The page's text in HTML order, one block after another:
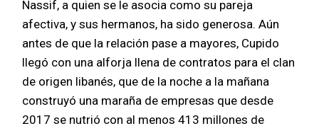
Nassif, a quien se le asocia como su pareja
afectiva, y sus hermanos, ha sido generosa. Aún
antes de que la relación pase a mayores, Cupido
llegó con una alforja llena de contratos para el clan
de origen libanés, que de la noche a la mañana
construyó una maraña de empresas que desde
2017 se nutrió con al menos 413 millones de